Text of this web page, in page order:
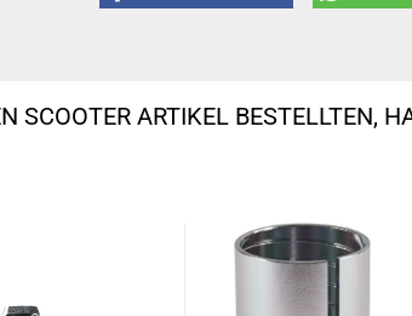
SCOOTER ARTIKEL BESTELLTEN,